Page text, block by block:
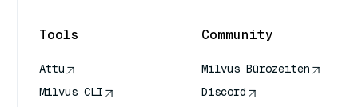
Tools
Attu
Milvus CLI
Community
Milvus Bürozeiten
Discord